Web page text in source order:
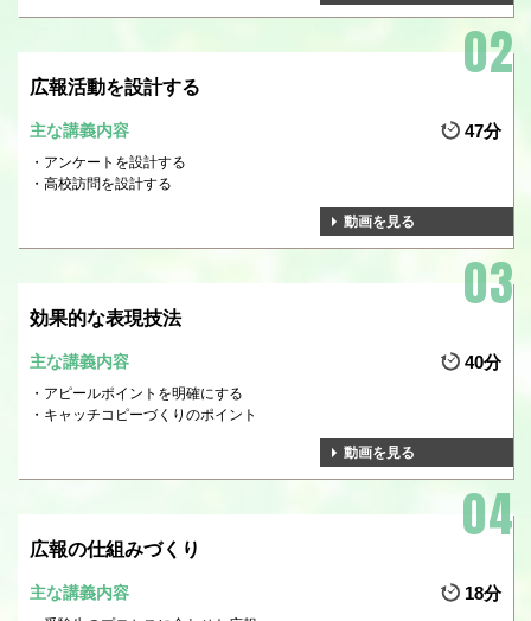
広報活動を設計する
主な講義内容 47分
アンケートを設計する
高校訪問を設計する
動画を見る
効果的な表現技法
主な講義内容 40分
アピールポイントを明確にする
キャッチコピーづくりのポイント
動画を見る
広報の仕組みづくり
主な講義内容 18分